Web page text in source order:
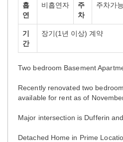
흡
연
비흡연자
주
차
주차가능
기
간
장기(1년 이상) 계약
Two bedroom Basement
Recently renovated two
available for rent as of
Major intersection is Dufferin
Detached Home in Prime